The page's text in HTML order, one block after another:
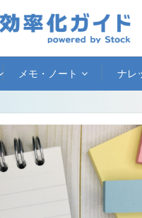
メモ・ノート ナレ